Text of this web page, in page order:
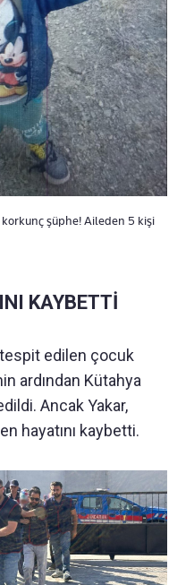
şüphe! Aileden 5 kişi
KAYBETTİ
edilen çocuk
ardından Kütahya
Ancak Yakar,
hayatını kaybetti.